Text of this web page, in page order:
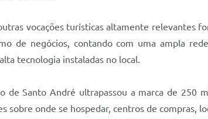
vocações turísticas altamente relevantes
de negócios, contando com uma ampla
tecnologia instaladas no local.
de Santo André ultrapassou a marca de 250
onde se hospedar, centros de compras,